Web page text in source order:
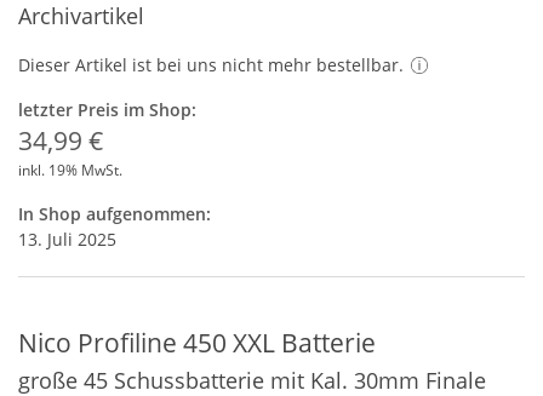
Archivartikel
Dieser Artikel ist bei uns nicht mehr bestellbar.
letzter Preis im Shop:
34,99 €
inkl. 19% MwSt.
In Shop aufgenommen:
13. Juli 2025
Nico Profiline 450 XXL Batterie
große 45 Schussbatterie mit Kal. 30mm Finale